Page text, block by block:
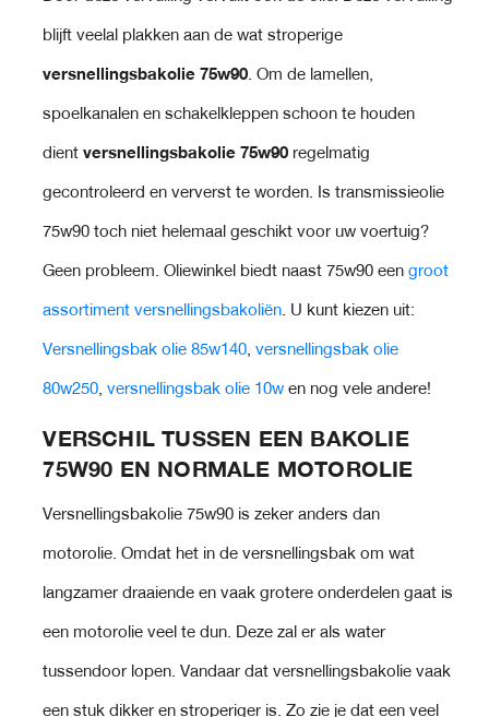
blijft veelal plakken aan de wat stroperige
versnellingsbakolie 75w90. Om de lamellen,
spoelkanalen en schakelkleppen schoon te houden
dientversnellingsbakolie 75w90 regelmatig
gecontroleerd en ververst te worden. Is transmissieolie
75w90 toch niet helemaal geschikt voor uw voertuig?
Geen probleem. Oliewinkel biedt naast 75w90 eengroot
assortiment versnellingsbakoliën. U kunt kiezen uit:
Versnellingsbak olie 85w140,versnellingsbak olie
80w250,versnellingsbak olie 10w en nog vele andere!
VERSCHIL TUSSEN EEN BAKOLIE
75W90 EN NORMALE MOTOROLIE
Versnellingsbakolie 75w90 is zeker anders dan
motorolie. Omdat het in de versnellingsbak om wat
langzamer draaiende en vaak grotere onderdelen gaat is
een motorolie veel te dun. Deze zal er als water
tussendoor lopen. Vandaar dat versnellingsbakolie vaak
een stuk dikker en stroperiger is. Zo zie je dat een veel